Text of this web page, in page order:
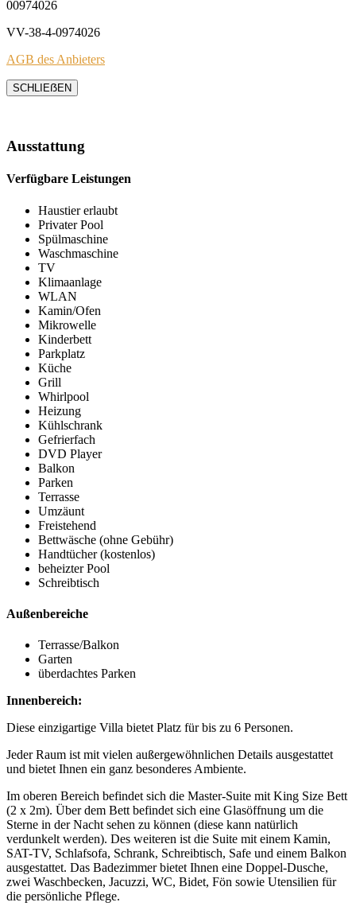
00974026
VV-38-4-0974026
AGB des Anbieters
SCHLIEẞEN
Ausstattung
Verfügbare Leistungen
Haustier erlaubt
Privater Pool
Spülmaschine
Waschmaschine
TV
Klimaanlage
WLAN
Kamin/Ofen
Mikrowelle
Kinderbett
Parkplatz
Küche
Grill
Whirlpool
Heizung
Kühlschrank
Gefrierfach
DVD Player
Balkon
Parken
Terrasse
Umzäunt
Freistehend
Bettwäsche (ohne Gebühr)
Handtücher (kostenlos)
beheizter Pool
Schreibtisch
Außenbereiche
Terrasse/Balkon
Garten
überdachtes Parken
Innenbereich:
Diese einzigartige Villa bietet Platz für bis zu 6 Personen.
Jeder Raum ist mit vielen außergewöhnlichen Details ausgestattet
und bietet Ihnen ein ganz besonderes Ambiente.
Im oberen Bereich befindet sich die Master-Suite mit King Size Bett
(2 x 2m). Über dem Bett befindet sich eine Glasöffnung um die
Sterne in der Nacht sehen zu können (diese kann natürlich
verdunkelt werden). Des weiteren ist die Suite mit einem Kamin,
SAT-TV, Schlafsofa, Schrank, Schreibtisch, Safe und einem Balkon
ausgestattet. Das Badezimmer bietet Ihnen eine Doppel-Dusche,
zwei Waschbecken, Jacuzzi, WC, Bidet, Fön sowie Utensilien für
die persönliche Pflege.